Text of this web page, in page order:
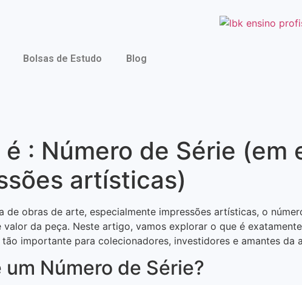
Bolsas de Estudo Blog
é : Número de Série (em
artísticas)
de obras de arte, especialmente impressões artísticas, o
valor da peça. Neste artigo, vamos explorar o que é
importante para colecionadores, investidores e amantes da
um Número de Série?